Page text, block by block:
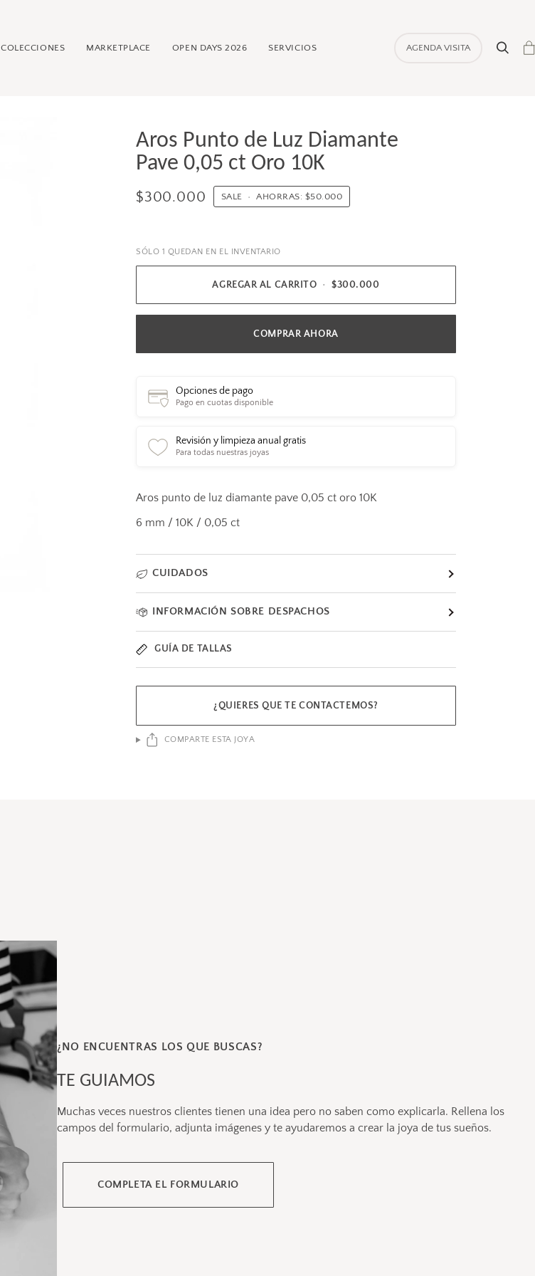
COLECCIONES MARKETPLACE OPEN DAYS 2026 SERVICIOS AGENDA VISITA
Buscar
Aros Punto de Luz Diamante
Pave 0,05 ct Oro 10K
$300.000 SALE • AHORRAS: $50.000
SÓLO 1 QUEDAN EN EL INVENTARIO
AGREGAR AL CARRITO • $300.000
COMPRAR AHORA
Opciones de pago
Pago en cuotas disponible
Revisión y limpieza anual gratis
Para todas nuestras joyas
Aros punto de luz diamante pave 0,05 ct oro 10K
6 mm / 10K / 0,05 ct
CUIDADOS
INFORMACIÓN SOBRE DESPACHOS
GUÍA DE TALLAS
¿QUIERES QUE TE CONTACTEMOS?
COMPARTE ESTA JOYA
¿NO ENCUENTRAS LOS QUE BUSCAS?
TE GUIAMOS
Muchas veces nuestros clientes tienen una idea pero no saben como explicarla. Rellena los
campos del formulario, adjunta imágenes y te ayudaremos a crear la joya de tus sueños.
COMPLETA EL FORMULARIO